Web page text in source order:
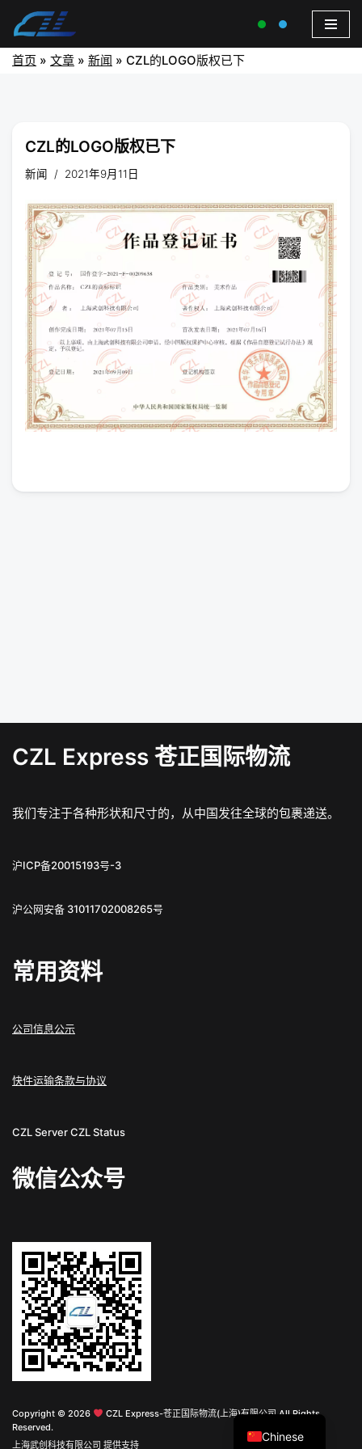
首页 » 文章 » 新闻 » CZL的LOGO版权已下
CZL的LOGO版权已下
新闻 2021年9月11日
CZL Express 苍正国际物流
我们专注于各种形状和尺寸的，从中国发往全球的包裹递送。
沪ICP备20015193号-3
沪公网安备 31011702008265号
常用资料
公司信息公示
快件运输条款与协议
CZL ServerCZL Status
微信公众号
Copyright © 2026
CZL Express-苍正国际物流(上海)有限公司 All Rights
Reserved.
上海武创科技有限公司 提供支持
Chinese
English